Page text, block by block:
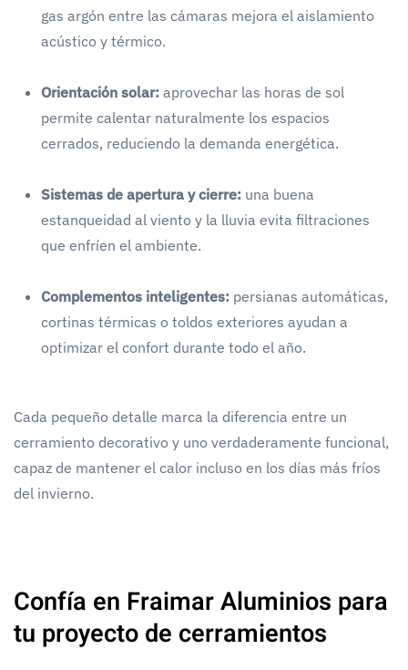
gas argón entre las cámaras mejora el aislamiento
acústico y térmico.
Orientación solar: aprovechar las horas de sol
permite calentar naturalmente los espacios
cerrados, reduciendo la demanda energética.
Sistemas de apertura y cierre: una buena
estanqueidad al viento y la lluvia evita filtraciones
que enfríen el ambiente.
Complementos inteligentes: persianas automáticas,
cortinas térmicas o toldos exteriores ayudan a
optimizar el confort durante todo el año.
Cada pequeño detalle marca la diferencia entre un
cerramiento decorativo y uno verdaderamente funcional,
capaz de mantener el calor incluso en los días más fríos
del invierno.
Confía en Fraimar Aluminios para
tu proyecto de cerramientos